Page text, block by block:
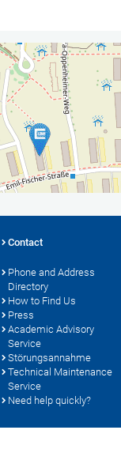
Contact
Phone and Address
Directory
How to Find Us
Press
Academic Advisory
Service
Störungsannahme
Technical Maintenance
Service
Need help quickly?